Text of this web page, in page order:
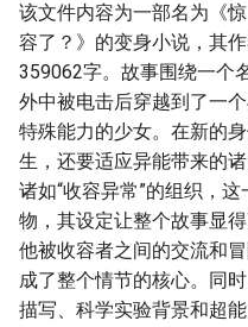
该文件内容为一部名为《
容了？》的变身小说，其
359062字。故事围绕一个
外中被电击后穿越到了一
特殊能力的少女。在新的
生，还要适应异能带来的
诸如“收容异常”的组织，
物，其设定让整个故事显
他被收容者之间的交流和
成了整个情节的核心。同
描写、科学实验背景和超